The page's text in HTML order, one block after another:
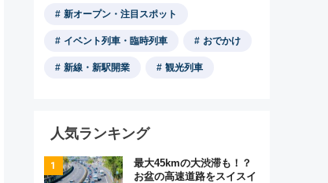
新オープン・注目スポット
イベント列車・臨時列車 おでかけ
新線・新駅開業 観光列車
人気ランキング
最大45kmの大渋滞も！？
お盆の高速道路をスイスイ